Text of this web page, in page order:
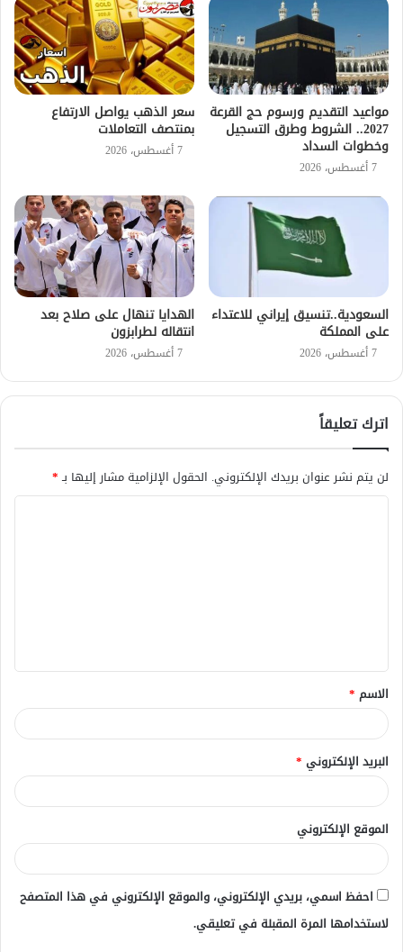
مواعيد التقديم ورسوم حج القرعة
2027.. الشروط وطرق التسجيل
وخطوات السداد
7 أغسطس، 2026
سعر الذهب يواصل الارتفاع
بمنتصف التعاملات
7 أغسطس، 2026
السعودية..تنسيق إيراني للاعتداء
على المملكة
7 أغسطس، 2026
الهدايا تنهال على صلاح بعد
انتقاله لطرابزون
7 أغسطس، 2026
اترك تعليقاً
لن يتم نشر عنوان بريدك الإلكتروني. الحقول الإلزامية مشار إليها بـ*
ق
*
الاسم *
البريد الإلكتروني *
الموقع الإلكتروني
احفظ اسمي، بريدي الإلكتروني، والموقع الإلكتروني في هذا المتصفح
لاستخدامها المرة المقبلة في تعليقي.